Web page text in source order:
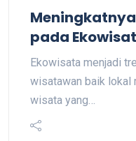
pada
Ekowisata menjadi
wisatawan baik lokal
wisata yang…